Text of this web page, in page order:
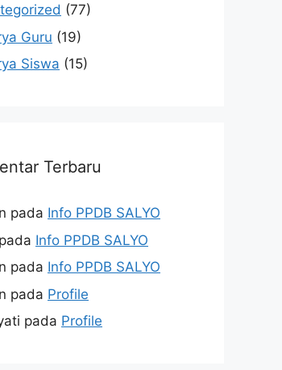
(77)
Guru (19)
Siswa (15)
Terbaru
pada Info PPDB SALYO
pada Info PPDB SALYO
pada Info PPDB SALYO
pada Profile
pada Profile